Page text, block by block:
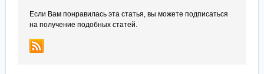
Если Вам понравилась эта статья, вы можете подписаться
на получение подобных статей.